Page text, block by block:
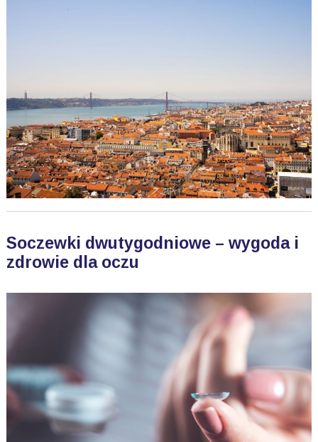
Soczewki dwutygodniowe – wygoda i
zdrowie dla oczu